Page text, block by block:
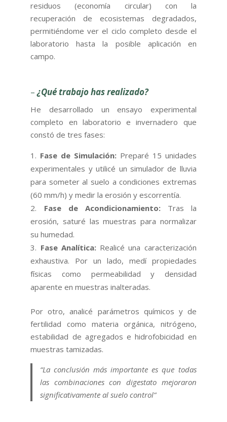
residuos (economía circular) con la
recuperación de ecosistemas degradados,
permitiéndome ver el ciclo completo desde el
laboratorio hasta la posible aplicación en
campo.
–¿Qué trabajo has realizado?
He desarrollado un ensayo experimental
completo en laboratorio e invernadero que
constó de tres fases:
Fase de Simulación: Preparé 15 unidades
experimentales y utilicé un simulador de lluvia
para someter al suelo a condiciones extremas
(60 mm/h) y medir la erosión y escorrentía.
Fase de Acondicionamiento:Tras la
erosión, saturé las muestras para normalizar
su humedad.
Fase Analítica:Realicé una caracterización
exhaustiva. Por un lado, medí propiedades
físicas como permeabilidad y densidad
aparente en muestras inalteradas.
Por otro, analicé parámetros químicos y de
fertilidad como materia orgánica, nitrógeno,
estabilidad de agregados e hidrofobicidad en
muestras tamizadas.
“La conclusión más importante es que todas
las combinaciones con digestato mejoraron
significativamente al suelo control”